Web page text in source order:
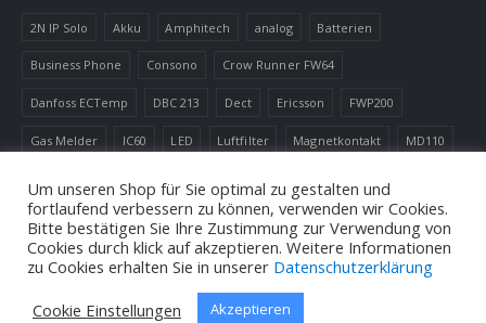
2N IP Solo Akku Amphitech analog Batterien
Business Phone Consono Crow Runner FW64
Danfoss ECTemp DBC 213 Dect Ericsson FWP200
Gas Melder IC60 LED Luftfilter Magnetkontakt MD110
Um unseren Shop für Sie optimal zu gestalten und
fortlaufend verbessern zu können, verwenden wir Cookies.
Bitte bestätigen Sie Ihre Zustimmung zur Verwendung von
Cookies durch klick auf akzeptieren. Weitere Informationen
zu Cookies erhalten Sie in unserer Datenschutzerklärung
Cookie Einstellungen
Akzeptieren